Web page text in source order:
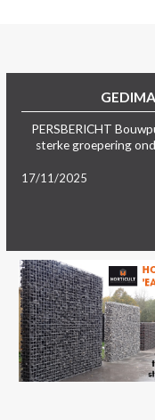
PERSBERICHT
sterke groepering
17/11/2025